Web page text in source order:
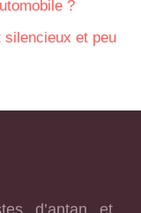
?
silencieux et peu
d’antan et